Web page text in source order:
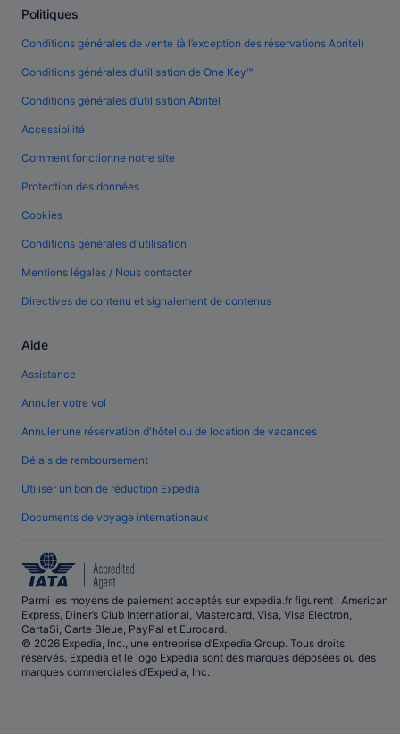
Politiques
Conditions générales de vente (à l’exception des réservations Abritel)
Conditions générales d’utilisation de One Key™
Conditions générales d’utilisation Abritel
Accessibilité
Comment fonctionne notre site
Protection des données
Cookies
Conditions générales d'utilisation
Mentions légales / Nous contacter
Directives de contenu et signalement de contenus
Aide
Assistance
Annuler votre vol
Annuler une réservation d'hôtel ou de location de vacances
Délais de remboursement
Utiliser un bon de réduction Expedia
Documents de voyage internationaux
Parmi les moyens de paiement acceptés sur expedia.fr figurent : American
Express, Diner’s Club International, Mastercard, Visa, Visa Electron,
CartaSi, Carte Bleue, PayPal et Eurocard.
© 2026 Expedia, Inc., une entreprise d’Expedia Group. Tous droits
réservés. Expedia et le logo Expedia sont des marques déposées ou des
marques commerciales d’Expedia, Inc.